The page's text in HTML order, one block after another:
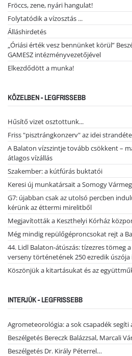
Fröccs, zene, nyári hangulat!
Folytatódik a vízosztás ...
Álláshirdetés
„Óriási érték vesz bennünket körül”
GAMESZ intézményvezetőjével
Elkezdődött a munka!
KÖZELBEN - LEGFRISSEBB
Hűsítő vizet osztottunk...
Friss "pisztrángkonzerv" az idei
A Balaton vízszintje tovább csökkent –
átlagos vízállás
Szakember: a kútfúrás buktatói
Keresi új munkatársait a Somogy
G7: újabban csak az utolsó percben
kérünk az éttermi mirelitből
Megjavították a Keszthelyi Kórház
Még mindig repülőgéproncsokat rejt a
44. Lidl Balaton-átúszás: tízezres tömeg
verseny történetének 250 ezredik úszója
Köszönjük a kitartásukat és az
INTERJÚK - LEGFRISSEBB
Agrometeorológia: a sok csapadék
Beszélgetés Bereczk Balázzsal, Marcali
Beszélgetés Dr. Király Péterrel…